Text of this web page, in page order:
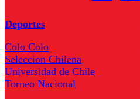
Deportes
Colo Colo
Seleccion Chilena
Universidad de Chile
Torneo Nacional